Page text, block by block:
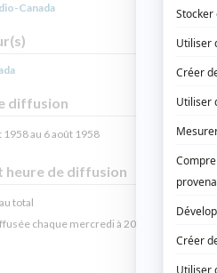
Canada
diffusion
1958 au 6 août 1958
heure de diffusion
total
chaque mercredi à 20h30